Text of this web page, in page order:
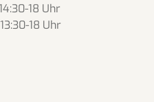
18 Uhr
18 Uhr